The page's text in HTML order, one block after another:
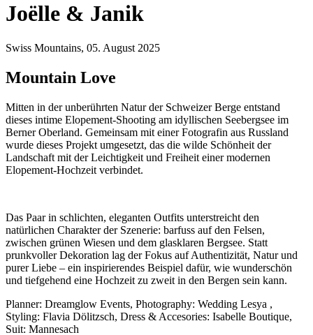
Joëlle & Janik
Swiss Mountains, 05. August 2025
Mountain Love
Mitten in der unberührten Natur der Schweizer Berge entstand
dieses intime Elopement-Shooting am idyllischen Seebergsee im
Berner Oberland. Gemeinsam mit einer Fotografin aus Russland
wurde dieses Projekt umgesetzt, das die wilde Schönheit der
Landschaft mit der Leichtigkeit und Freiheit einer modernen
Elopement-Hochzeit verbindet.
Das Paar in schlichten, eleganten Outfits unterstreicht den
natürlichen Charakter der Szenerie: barfuss auf den Felsen,
zwischen grünen Wiesen und dem glasklaren Bergsee. Statt
prunkvoller Dekoration lag der Fokus auf Authentizität, Natur und
purer Liebe – ein inspirierendes Beispiel dafür, wie wunderschön
und tiefgehend eine Hochzeit zu zweit in den Bergen sein kann.
Planner: Dreamglow Events, Photography: Wedding Lesya ,
Styling: Flavia Dölitzsch, Dress & Accesories: Isabelle Boutique,
Suit: Mannesach